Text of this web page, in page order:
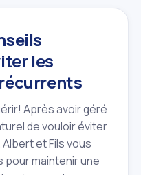
les
Après avoir géré
de vouloir éviter
et Fils vous
maintenir une